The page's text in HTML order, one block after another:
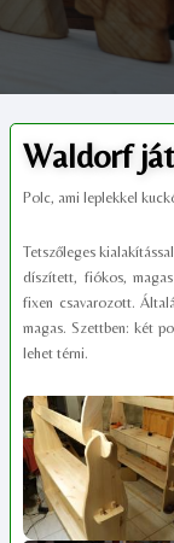
Cikkek, tippek
Waldorf
Polc, ami leplekkel
Tetszőleges
díszített, fiókos,
fixen csavarozott.
magas. Szettben: két
lehet térni.